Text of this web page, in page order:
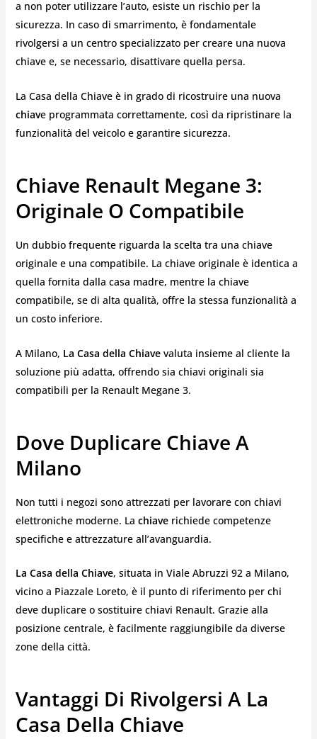
a non poter utilizzare l’auto, esiste un rischio per la
sicurezza. In caso di smarrimento, è fondamentale
rivolgersi a un centro specializzato per creare una nuova
chiave e, se necessario, disattivare quella persa.
La Casa della Chiave è in grado di ricostruire una nuova
chiave programmata correttamente, così da ripristinare la
funzionalità del veicolo e garantire sicurezza.
Chiave Renault Megane 3:
Originale O Compatibile
Un dubbio frequente riguarda la scelta tra una chiave
originale e una compatibile. La chiave originale è identica a
quella fornita dalla casa madre, mentre la chiave
compatibile, se di alta qualità, offre la stessa funzionalità a
un costo inferiore.
A Milano, La Casa della Chiavevaluta insieme al cliente la
soluzione più adatta, offrendo sia chiavi originali sia
compatibili per la Renault Megane 3.
Dove Duplicare Chiave A
Milano
Non tutti i negozi sono attrezzati per lavorare con chiavi
elettroniche moderne. La chiaverichiede competenze
specifiche e attrezzature all’avanguardia.
La Casa della Chiave, situata in Viale Abruzzi 92 a Milano,
vicino a Piazzale Loreto, è il punto di riferimento per chi
deve duplicare o sostituire chiavi Renault. Grazie alla
posizione centrale, è facilmente raggiungibile da diverse
zone della città.
Vantaggi Di Rivolgersi A La
Casa Della Chiave